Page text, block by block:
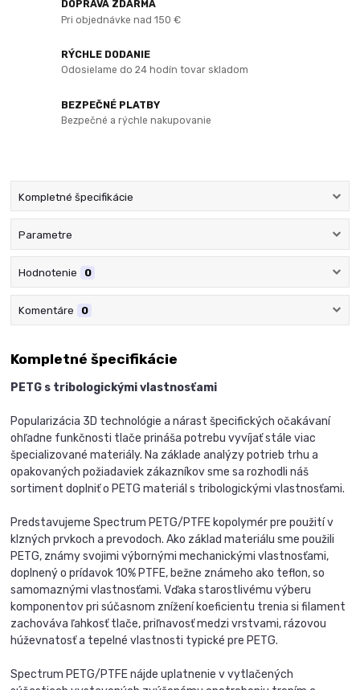
DOPRAVA ZDARMA
Pri objednávke nad 150 €
RÝCHLE DODANIE
Odosielame do 24 hodín tovar skladom
BEZPEČNÉ PLATBY
Bezpečné a rýchle nakupovanie
Kompletné špecifikácie
Parametre
Hodnotenie 0
Komentáre 0
Kompletné špecifikácie
PETG s tribologickými vlastnosťami
Popularizácia 3D technológie a nárast špecifických očakávaní
ohľadne funkčnosti tlače prináša potrebu vyvíjať stále viac
špecializované materiály. Na základe analýzy potrieb trhu a
opakovaných požiadaviek zákazníkov sme sa rozhodli náš
sortiment doplniť o PETG materiál s tribologickými vlastnosťami.
Predstavujeme Spectrum PETG/PTFE kopolymér pre použití v
klzných prvkoch a prevodoch. Ako základ materiálu sme použili
PETG, známy svojimi výbornými mechanickými vlastnosťami,
doplnený o prídavok 10% PTFE, bežne známeho ako teflon, so
samomaznými vlastnosťami. Vďaka starostlivému výberu
komponentov pri súčasnom znížení koeficientu trenia si filament
zachováva ľahkosť tlače, priľnavosť medzi vrstvami, rázovou
húževnatosť a tepelné vlastnosti typické pre PETG.
Spectrum PETG/PTFE nájde uplatnenie v vytlačených